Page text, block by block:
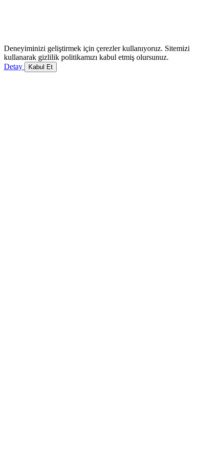
Deneyiminizi geliştirmek için çerezler kullanıyoruz. Sitemizi
kullanarak gizlilik politikamızı kabul etmiş olursunuz.
Detay
Kabul Et